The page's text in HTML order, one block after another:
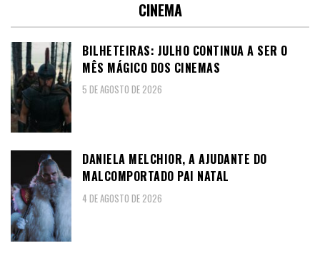
CINEMA
BILHETEIRAS: JULHO CONTINUA A SER O
MÊS MÁGICO DOS CINEMAS
5 DE AGOSTO DE 2026
DANIELA MELCHIOR, A AJUDANTE DO
MALCOMPORTADO PAI NATAL
4 DE AGOSTO DE 2026